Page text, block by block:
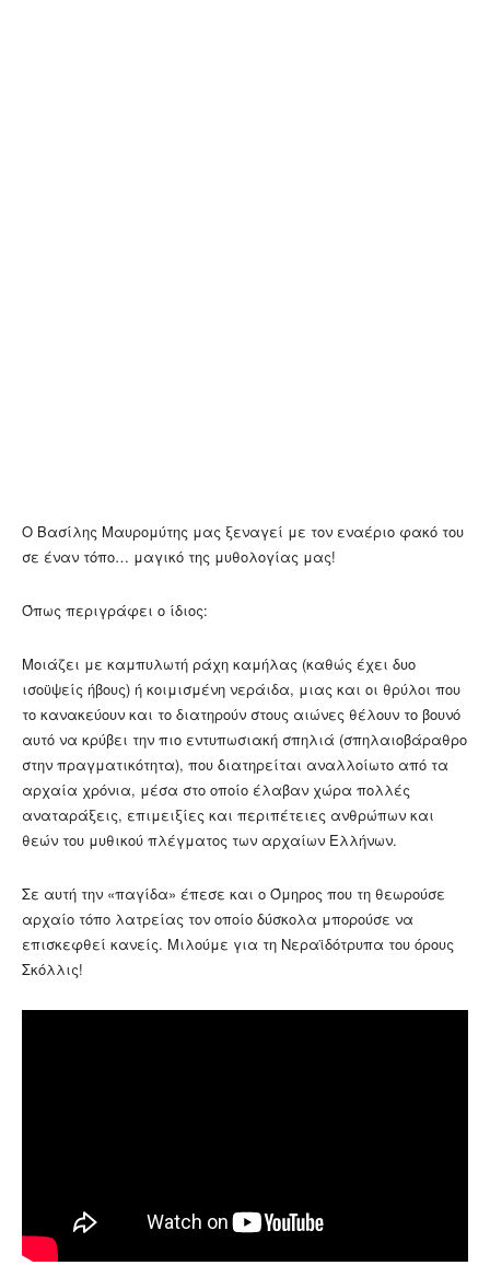
Ο Βασίλης Μαυρομύτης μας ξεναγεί με τον εναέριο φακό του
σε έναν τόπο… μαγικό της μυθολογίας μας!
Όπως περιγράφει ο ίδιος:
Μοιάζει με καμπυλωτή ράχη καμήλας (καθώς έχει δυο
ισοϋψείς ήβους) ή κοιμισμένη νεράιδα, μιας και οι θρύλοι που
το κανακεύουν και το διατηρούν στους αιώνες θέλουν το βουνό
αυτό να κρύβει την πιο εντυπωσιακή σπηλιά (σπηλαιοβάραθρο
στην πραγματικότητα), που διατηρείται αναλλοίωτο από τα
αρχαία χρόνια, μέσα στο οποίο έλαβαν χώρα πολλές
αναταράξεις, επιμειξίες και περιπέτειες ανθρώπων και
θεών του μυθικού πλέγματος των αρχαίων Ελλήνων.
Σε αυτή την «παγίδα» έπεσε και ο Όμηρος που τη θεωρούσε
αρχαίο τόπο λατρείας τον οποίο δύσκολα μπορούσε να
επισκεφθεί κανείς. Μιλούμε για τη Νεραϊδότρυπα του όρους
Σκόλλις!